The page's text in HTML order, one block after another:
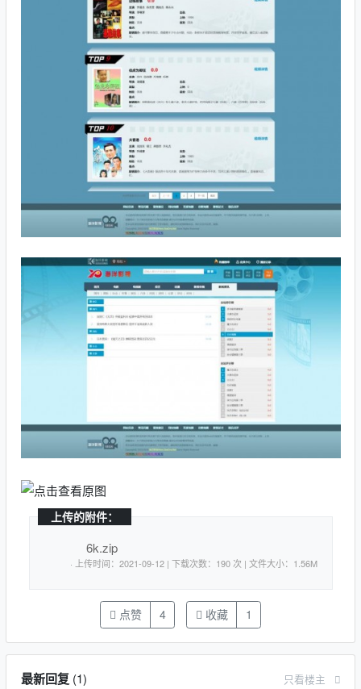
上传的附件：
6k.zip
· 上传时间：2021-09-12 | 下载次数：190 次 | 文件大小：1.56M
点赞 4 收藏 1
最新回复(1) 只看楼主